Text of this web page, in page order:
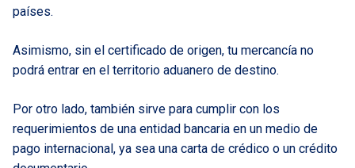
países.
Asimismo, sin el certificado de origen, tu mercancía no
podrá entrar en el territorio aduanero de destino.
Por otro lado, también sirve para cumplir con los
requerimientos de una entidad bancaria en un medio de
pago internacional, ya sea una carta de crédico o un crédito